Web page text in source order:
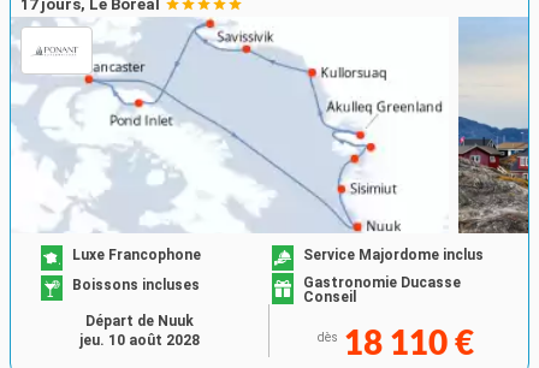
17 jours, Le Boreal
Luxe Francophone
Service Majordome inclus
Boissons incluses
Gastronomie Ducasse
Conseil
dès 18 110 €
Départ de Nuuk
jeu. 10 août 2028